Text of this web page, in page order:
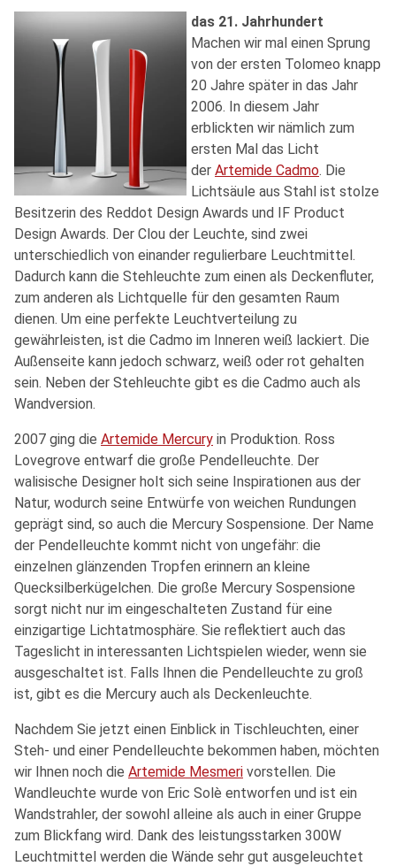
das 21. Jahrhundert
Machen wir mal einen Sprung
von der ersten Tolomeo knapp
20 Jahre später in das Jahr
2006. In diesem Jahr
erblickten wir nämlich zum
ersten Mal das Licht
der Artemide Cadmo. Die
Lichtsäule aus Stahl ist stolze
Besitzerin des Reddot Design Awards und IF Product
Design Awards. Der Clou der Leuchte, sind zwei
unterschiedlich von einander regulierbare Leuchtmittel.
Dadurch kann die Stehleuchte zum einen als Deckenfluter,
zum anderen als Lichtquelle für den gesamten Raum
dienen. Um eine perfekte Leuchtverteilung zu
gewährleisten, ist die Cadmo im Inneren weiß lackiert. Die
Außenseite kann jedoch schwarz, weiß oder rot gehalten
sein. Neben der Stehleuchte gibt es die Cadmo auch als
Wandversion.
2007 ging die Artemide Mercury in Produktion. Ross
Lovegrove entwarf die große Pendelleuchte. Der
walisische Designer holt sich seine Inspirationen aus der
Natur, wodurch seine Entwürfe von weichen Rundungen
geprägt sind, so auch die Mercury Sospensione. Der Name
der Pendelleuchte kommt nicht von ungefähr: die
einzelnen glänzenden Tropfen erinnern an kleine
Quecksilberkügelchen. Die große Mercury Sospensione
sorgt nicht nur im eingeschalteten Zustand für eine
einzigartige Lichtatmosphäre. Sie reflektiert auch das
Tageslicht in interessanten Lichtspielen wieder, wenn sie
ausgeschaltet ist. Falls Ihnen die Pendelleuchte zu groß
ist, gibt es die Mercury auch als Deckenleuchte.
Nachdem Sie jetzt einen Einblick in Tischleuchten, einer
Steh- und einer Pendelleuchte bekommen haben, möchten
wir Ihnen noch die Artemide Mesmeri vorstellen. Die
Wandleuchte wurde von Eric Solè entworfen und ist ein
Wandstrahler, der sowohl alleine als auch in einer Gruppe
zum Blickfang wird. Dank des leistungsstarken 300W
Leuchtmittel werden die Wände sehr gut ausgeleuchtet